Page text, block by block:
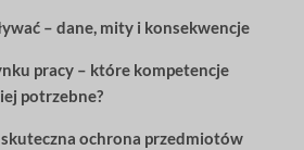
– dane, mity i konsekwencje
pracy – które kompetencje
potrzebne?
ochrona przedmiotów